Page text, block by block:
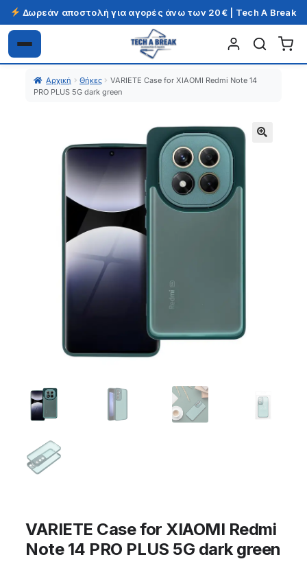
Δωρεάν αποστολή για αγορές άνω των 20€ | Tech A Break
Απευθείας
μετάβαση
Μετάβαση
σε
περιεχόμενο
Αρχική Θήκες
VARIETE Case for XIAOMI Redmi Note 14
PRO PLUS 5G dark green
VARIETE Case for XIAOMI Redmi
Note 14 PRO PLUS 5G dark green